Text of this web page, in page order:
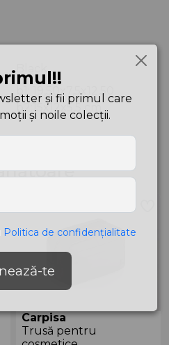
b1: 19,50x7,5x12,50
b2:15x12x5,5 cm
Carpisa
Trusă pentru
și fii primul care
și noile colecții.
Politica de confidențialitate
te